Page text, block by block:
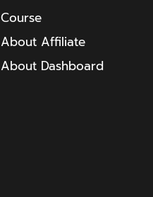
Course
About Affiliate
About Dashboard